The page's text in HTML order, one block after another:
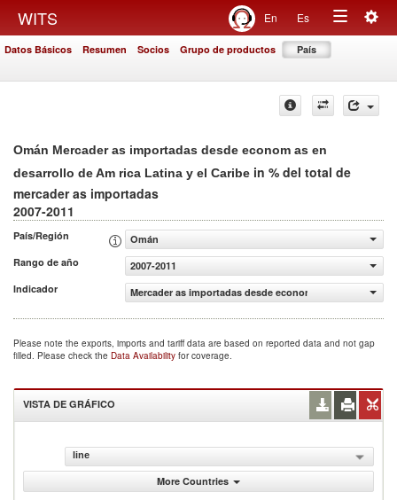
WITS En Es
Toggle
Datos Básicos Resumen Socios Grupo de productos País
Omán Mercader as importadas desde econom as en
desarrollo de Am rica Latina y el Caribe in % del total de
mercader as importadas
2007-2011
País/Región
Omán
Rango de año
2007-2011
Indicador
Mercader as importadas desde econom as en
Please note the exports, imports and tariff data are based on reported data and not gap
filled. Please check the Data Availability for coverage.
VISTA DE GRÁFICO
line
More Countries